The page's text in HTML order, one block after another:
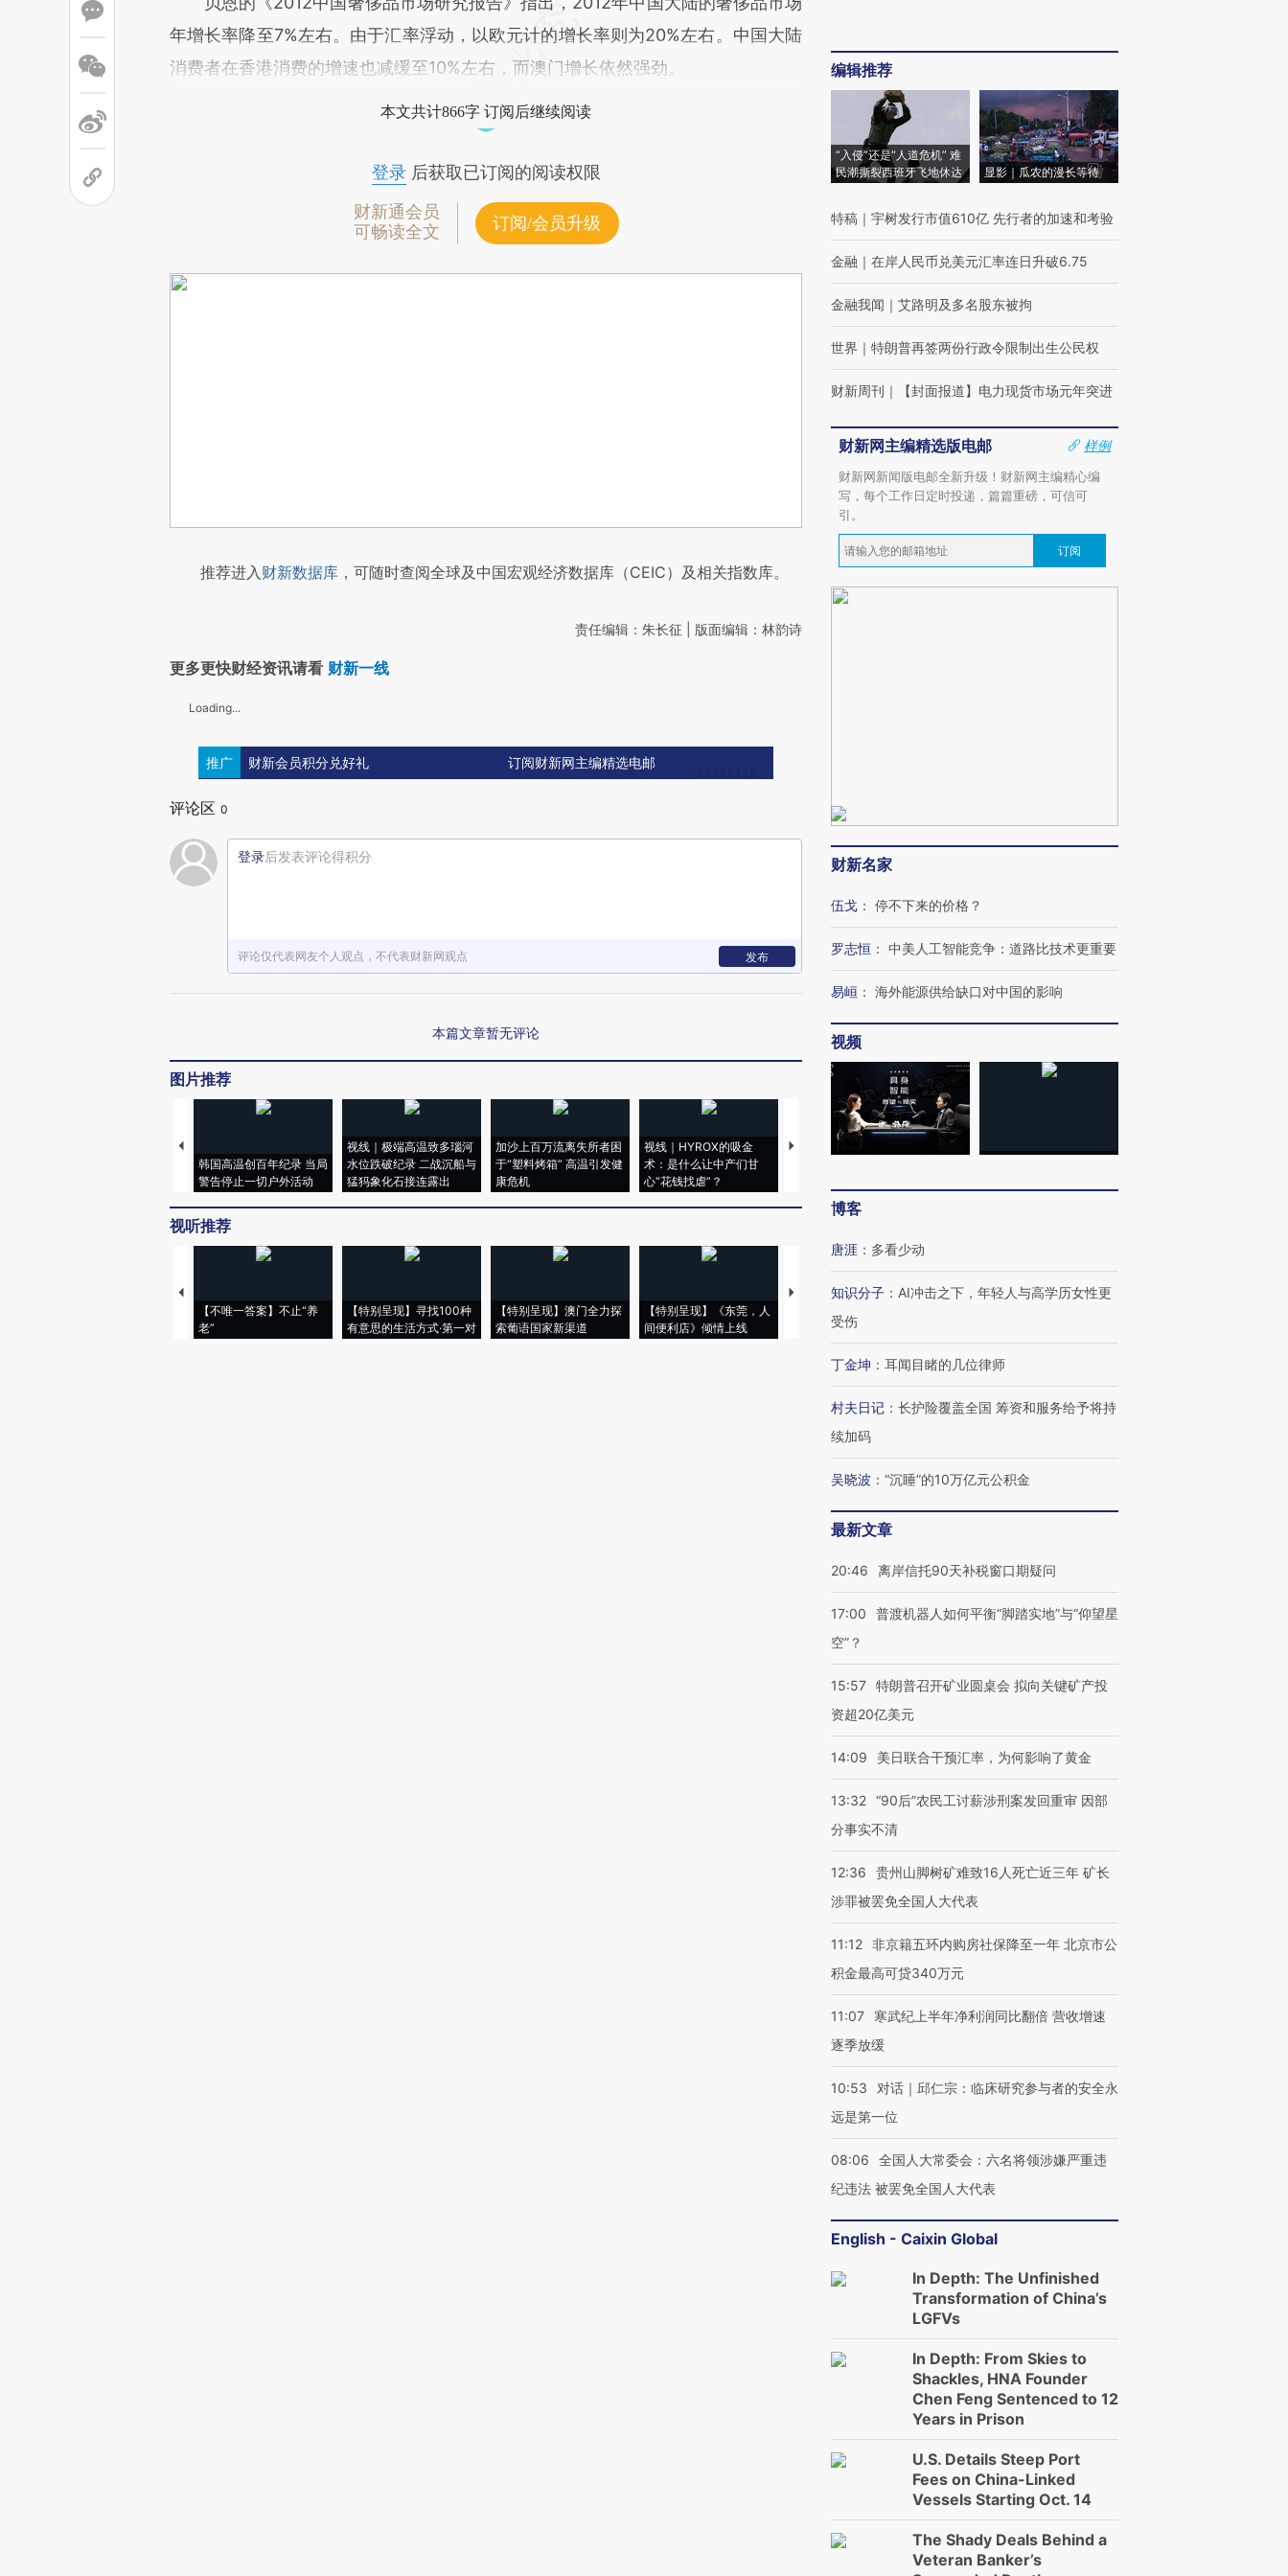
年增长率降至7%左右。由于汇率浮动，以欧元计的增长率则为20%左右。中国大陆
消费者在香港消费的增速也减缓至10%左右，而澳门增长依然强劲。
本文共计866字 订阅后继续阅读
登录后获取已订阅的阅读权限
财新通会员
可畅读全文
订阅/会员升级
推荐进入财新数据库 ，可随时查阅全球及中国宏观经济数据库（CEIC）及相关指数库。
责任编辑：朱长征 | 版面编辑：林韵诗
更多更快财经资讯请看 财新一线
Loading...
推广 财新会员积分兑好礼 订阅财新网主编精选电邮
评论区 0
登录后发表评论得积分
评论仅代表网友个人观点，不代表财新网观点 发布
本篇文章暂无评论
图片推荐
韩国高温创百年纪录 当局
警告停止一切户外活动
视线｜极端高温致多瑙河
水位跌破纪录 二战沉船与
猛犸象化石接连露出
加沙上百万流离失所者困
于“塑料烤箱” 高温引发健
康危机
视线｜HYROX的吸金
术：是什么让中产们甘
心“花钱找虐”？
马航飞行员跨国走私7万
视线｜被称为“蟑螂”的印
视听推荐
【不唯一答案】不止“养
老”
【特别呈现】寻找100种
有意思的生活方式·第一对
【特别呈现】澳门全力探
索葡语国家新渠道
【特别呈现】《东莞，人
间便利店》倾情上线
【推广】走进第四届链博
【商旅对话】华住集团
编辑推荐
“入侵”还是“人道危机” 难
民潮撕裂西班牙飞地休达
显影｜瓜农的漫长等待
特稿 ｜ 宇树发行市值610亿 先行者的加速和考验
金融 ｜ 在岸人民币兑美元汇率连日升破6.75
金融我闻 ｜ 艾路明及多名股东被拘
世界 ｜ 特朗普再签两份行政令限制出生公民权
财新周刊 ｜ 【封面报道】电力现货市场元年突进
财新网主编精选版电邮
样例
财新网新闻版电邮全新升级！财新网主编精心编
写，每个工作日定时投递，篇篇重磅，可信可
引。
订阅
财新名家
伍戈 ： 停不下来的价格？
罗志恒 ： 中美人工智能竞争：道路比技术更重要
易峘 ： 海外能源供给缺口对中国的影响
视频
博客
唐涯 ： 多看少动
知识分子 ： AI冲击之下，年轻人与高学历女性更
受伤
丁金坤 ： 耳闻目睹的几位律师
村夫日记 ： 长护险覆盖全国 筹资和服务给予将持
续加码
吴晓波 ： “沉睡”的10万亿元公积金
最新文章
20:46 离岸信托90天补税窗口期疑问
17:00
普渡机器人如何平衡“脚踏实地”与“仰望星
空”？
15:57 特朗普召开矿业圆桌会 拟向关键矿产投
资超20亿美元
14:09 美日联合干预汇率，为何影响了黄金
13:32 “90后”农民工讨薪涉刑案发回重审 因部
分事实不清
12:36
贵州山脚树矿难致16人死亡近三年 矿长
涉罪被罢免全国人大代表
11:12 非京籍五环内购房社保降至一年 北京市公
积金最高可贷340万元
11:07
寒武纪上半年净利润同比翻倍 营收增速
逐季放缓
10:53
对话｜邱仁宗：临床研究参与者的安全永
远是第一位
08:06
全国人大常委会：六名将领涉嫌严重违
纪违法 被罢免全国人大代表
English - Caixin Global
In Depth: The Unfinished
Transformation of China’s
LGFVs
In Depth: From Skies to
Shackles, HNA Founder
Chen Feng Sentenced to 12
Years in Prison
U.S. Details Steep Port
Fees on China-Linked
Vessels Starting Oct. 14
The Shady Deals Behind a
Veteran Banker’s